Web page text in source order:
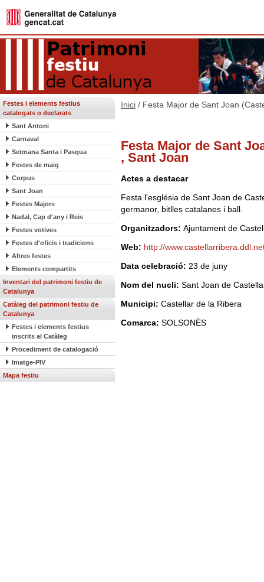
Festes i elements festius
catalogats o declarats
Sant Antoni
Carnaval
Setmana Santa i Pasqua
Festes de maig
Corpus
Sant Joan
Festes Majors
Nadal, Cap d'any i Reis
Festes votives
Festes d'oficis i tradicions
Altres festes
Elements compartits
Inventari del patrimoni festiu de
Catalunya
Catàleg del patrimoni festiu de
Catalunya
Festes i elements festius
inscrits al Catàleg
Procediment de catalogació
Imatge-PIV
Mapa festiu
Inici / Festa Major de Sant Joan
Festa Major de Sant
, Sant Joan
Actes a destacar
Festa l'església de Sant Joan de
germanor, bitlles catalanes i ball.
Organitzadors: Ajuntament de
Web: http://
Data celebració: 23 de juny
Nom del nucli: Sant Joan de
Municipi: Castellar de la Ribera
Comarca: SOLSONÈS